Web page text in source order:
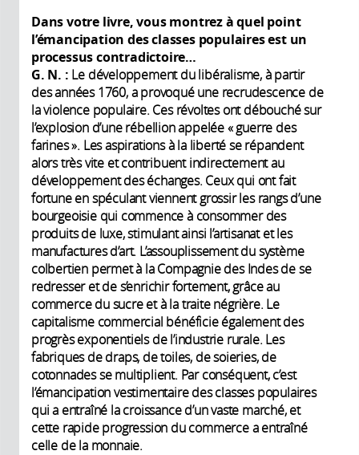
Dans votre livre, vous montrez à quel point
l’émancipation des classes populaires est un
processus contradictoire…
G. N. : Le développement du libéralisme, à partir
des années 1760, a provoqué une recrudescence de
la violence populaire. Ces révoltes ont débouché sur
l’explosion d’une rébellion appelée « guerre des
farines ». Les aspirations à la liberté se répandent
alors très vite et contribuent indirectement au
développement des échanges. Ceux qui ont fait
fortune en spéculant viennent grossir les rangs d’une
bourgeoisie qui commence à consommer des
produits de luxe, stimulant ainsi l’artisanat et les
manufactures d’art. L’assouplissement du système
colbertien permet à la Compagnie des Indes de se
redresser et de s’enrichir fortement, grâce au
commerce du sucre et à la traite négrière. Le
capitalisme commercial bénéficie également des
progrès exponentiels de l’industrie rurale. Les
fabriques de draps, de toiles, de soieries, de
cotonnades se multiplient. Par conséquent, c’est
l’émancipation vestimentaire des classes populaires
qui a entraîné la croissance d’un vaste marché, et
cette rapide progression du commerce a entraîné
celle de la monnaie.